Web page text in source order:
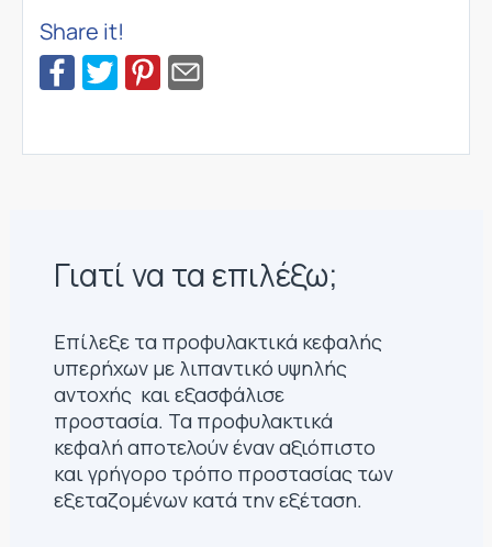
Share it!
Γιατί να τα επιλέξω;
Επίλεξε τα προφυλακτικά κεφαλής
υπερήχων με λιπαντικό υψηλής
αντοχής και εξασφάλισε
προστασία. Τα προφυλακτικά
κεφαλή αποτελούν έναν αξιόπιστο
και γρήγορο τρόπο προστασίας των
εξεταζομένων κατά την εξέταση.